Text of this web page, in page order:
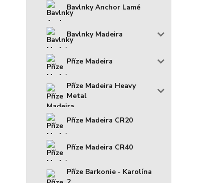
Bavlnky Anchor Lamé
Bavlnky Madeira
Příze Madeira
Příze Madeira Heavy
Metal
Příze Madeira CR20
Příze Madeira CR40
Příze Barkonie - Karolína